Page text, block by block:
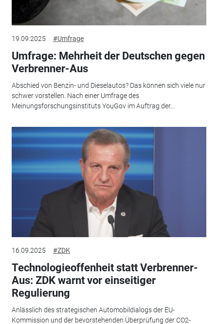
19.09.2025 #Umfrage
Umfrage: Mehrheit der Deutschen gegen
Verbrenner-Aus
Abschied von Benzin- und Dieselautos? Das können sich viele nur
schwer vorstellen. Nach einer Umfrage des
Meinungsforschungsinstituts YouGov im Auftrag der...
16.09.2025 #ZDK
Technologieoffenheit statt Verbrenner-
Aus: ZDK warnt vor einseitiger
Regulierung
Anlässlich des strategischen Automobildialogs der EU-
Kommission und der bevorstehenden Überprüfung der CO2-